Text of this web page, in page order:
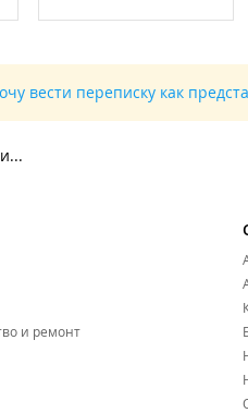
вести переписку как
и ремонт